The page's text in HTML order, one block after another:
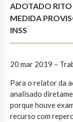
ADOTADO
MEDIDA
INSS
20 mar 2019 –
Para o relator da
analisado
porque houve
recurso com